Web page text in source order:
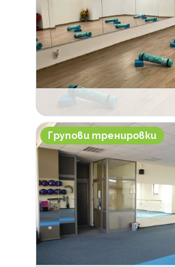
Танцова и фитнес зала
Групови тренировки